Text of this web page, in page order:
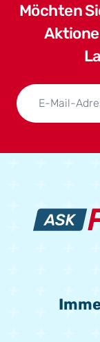
Möchten